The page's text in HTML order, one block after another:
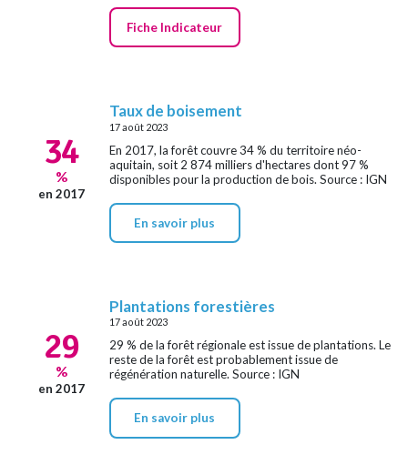
Fiche Indicateur
34
%
en 2017
Taux de boisement
17 août 2023
En 2017, la forêt couvre 34 % du territoire néo-
aquitain, soit 2 874 milliers d'hectares dont 97 %
disponibles pour la production de bois. Source : IGN
En savoir plus
29
%
en 2017
Plantations forestières
17 août 2023
29 % de la forêt régionale est issue de plantations. Le
reste de la forêt est probablement issue de
régénération naturelle. Source : IGN
En savoir plus